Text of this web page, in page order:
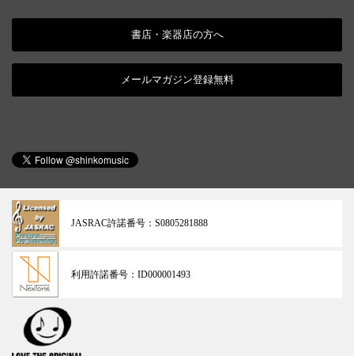
書店・楽器店の方へ
メールマガジン登録無料
JASRAC許諾番号： S0805281888
利用許諾番号： ID000001493